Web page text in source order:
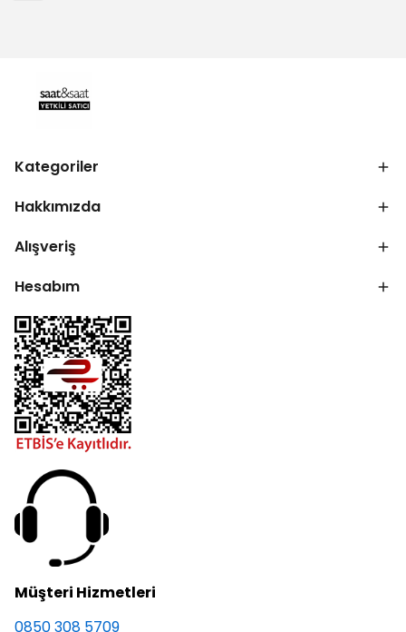
Kategoriler
Hakkımızda
Alışveriş
Hesabım
Müşteri Hizmetleri
0850 308 5709